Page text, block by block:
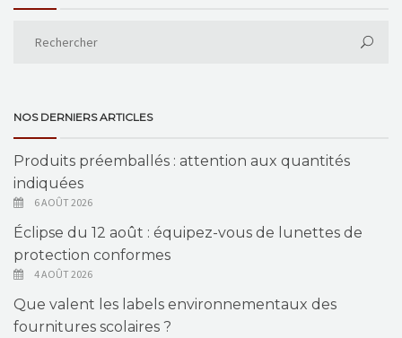
NOS DERNIERS ARTICLES
Produits préemballés : attention aux quantités
indiquées
6 AOÛT 2026
Éclipse du 12 août : équipez-vous de lunettes de
protection conformes
4 AOÛT 2026
Que valent les labels environnementaux des
fournitures scolaires ?